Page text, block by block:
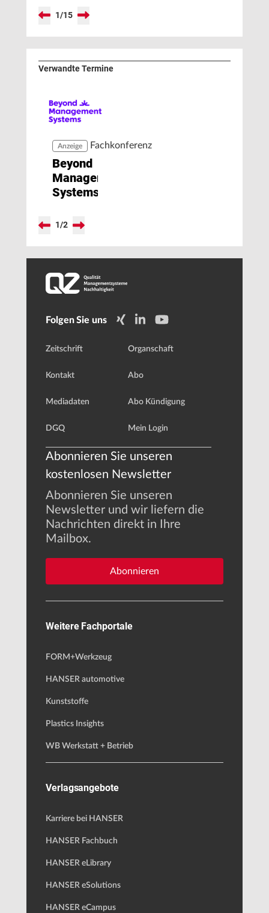
1/15
Verwandte Termine
Anzeige Fachkonferenz
Beyond
Management
Systems
1/2
Folgen Sie uns
Zeitschrift
Kontakt
Mediadaten
DGQ
Organschaft
Abo
Abo Kündigung
Mein Login
Abonnieren Sie unseren
kostenlosen Newsletter
Abonnieren Sie unseren
Newsletter und wir liefern die
Nachrichten direkt in Ihre
Mailbox.
Abonnieren
Weitere Fachportale
FORM+Werkzeug
HANSER automotive
Kunststoffe
Plastics Insights
WB Werkstatt + Betrieb
Verlagsangebote
Karriere bei HANSER
HANSER Fachbuch
HANSER eLibrary
HANSER eSolutions
HANSER eCampus